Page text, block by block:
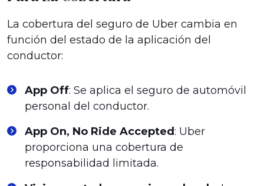
La cobertura del seguro de Uber cambia en
función del estado de la aplicación del
conductor:
App Off: Se aplica el seguro de automóvil
personal del conductor.
App On, No Ride Accepted: Uber
proporciona una cobertura de
responsabilidad limitada.